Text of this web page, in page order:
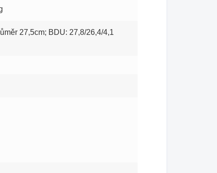
27,5cm; BDU: 27,8/26,4/4,1